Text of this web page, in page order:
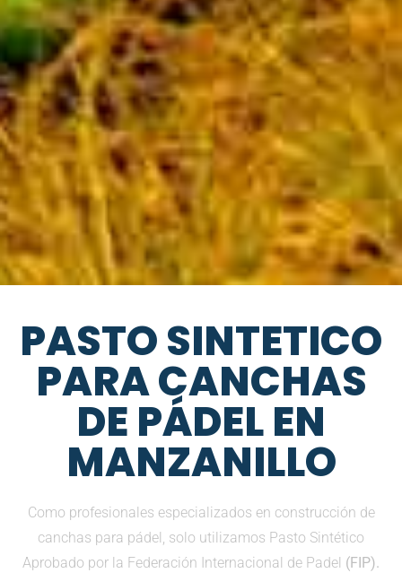
PASTO SINTETICO
PARA CANCHAS
DE PÁDEL EN
MANZANILLO
Como profesionales especializados en construcción de
canchas para pádel, solo utilizamos Pasto Sintético
Aprobado por la Federación Internacional de Padel (FIP).